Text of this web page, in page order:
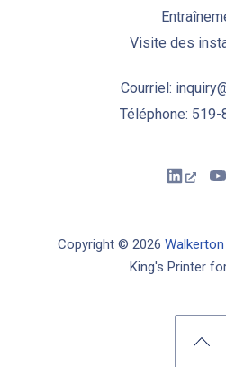
Visite des
Courriel:
Téléphone:
Copyright © 2026
King's Printer
New